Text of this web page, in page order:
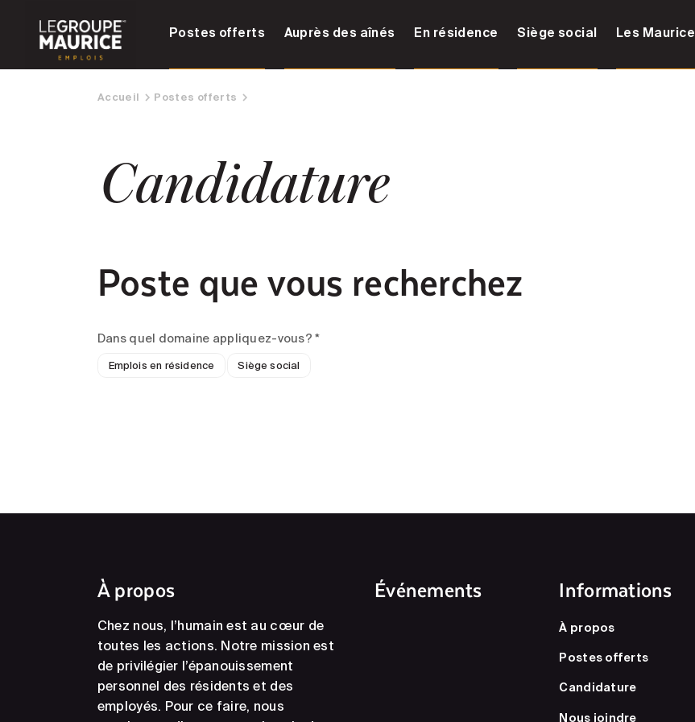
Postes offerts Auprès des aînés En résidence Siège social Les Maurice
Accueil Postes offerts
Candidature
Poste que vous recherchez
Dans quel domaine appliquez-vous? *
Emplois en résidence Siège social
À propos
Chez nous, l’humain est au cœur de
toutes les actions. Notre mission est
de privilégier l’épanouissement
personnel des résidents et des
employés. Pour ce faire, nous
Événements Informations
À propos
Postes offerts
Candidature
Nous joindre